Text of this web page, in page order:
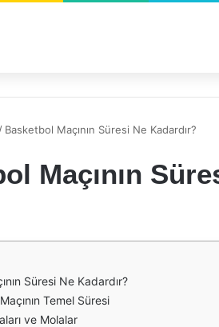
/ Basketbol Maçının Süresi Ne Kadardır?
Maçının
Süresi Ne Kadardır?
Temel Süresi
ve Molalar